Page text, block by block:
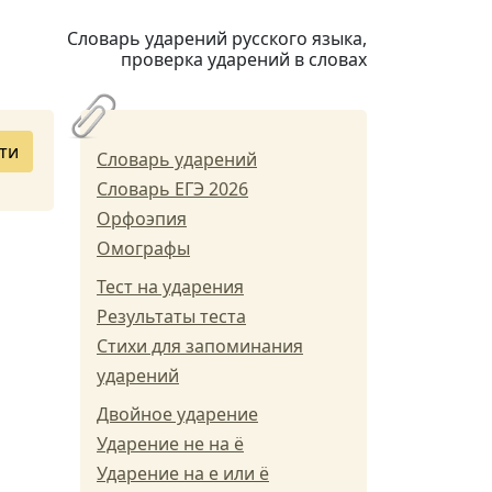
Словарь ударений русского языка,
проверка ударений в словах
Словарь ударений
Словарь ЕГЭ 2026
Орфоэпия
Омографы
Тест на ударения
Результаты теста
Стихи для запоминания
ударений
Двойное ударение
Ударение не на ё
Ударение на е или ё